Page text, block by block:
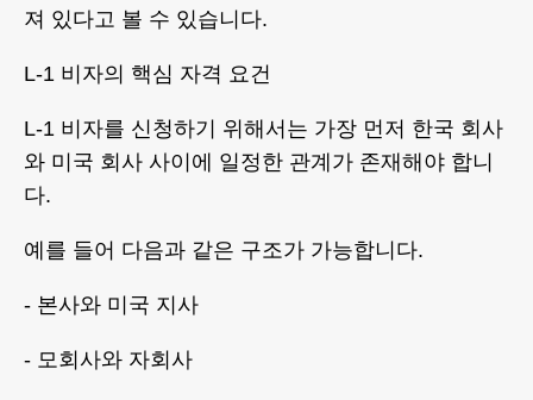
져 있다고 볼 수 있습니다.
L-1 비자의 핵심 자격 요건
L-1 비자를 신청하기 위해서는 가장 먼저 한국 회사
와 미국 회사 사이에 일정한 관계가 존재해야 합니
다.
예를 들어 다음과 같은 구조가 가능합니다.
- 본사와 미국 지사
- 모회사와 자회사